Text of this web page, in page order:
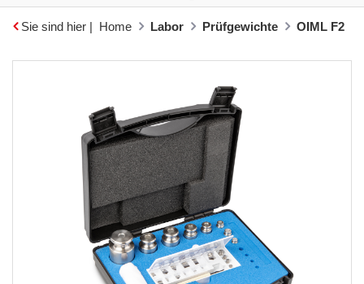
Sie sind hier | Home Labor Prüfgewichte OIML F2